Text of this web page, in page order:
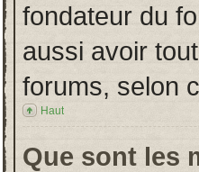
fondateur du
aussi avoir
forums, selon
Haut
Que sont les